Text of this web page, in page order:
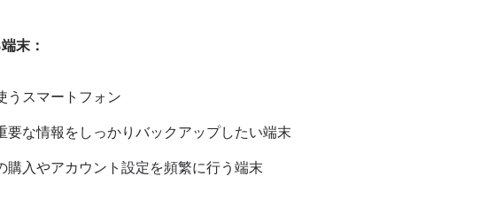
末：
うスマートフォン
要な情報をしっかりバックアップしたい端末
購入やアカウント設定を頻繁に行う端末